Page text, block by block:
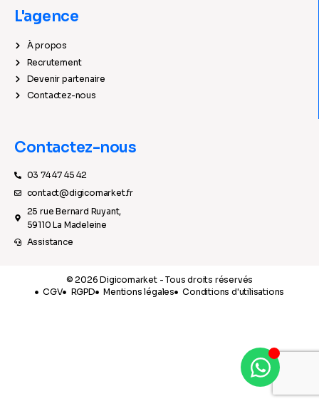
L'agence
À propos
Recrutement
Devenir partenaire
Contactez-nous
Contactez-nous
03 74 47 45 42
contact@digicomarket.fr
25 rue Bernard Ruyant,
59110 La Madeleine
Assistance
© 2026 Digicomarket - Tous droits réservés
CGV
RGPD Mentions légales Conditions d'utilisations